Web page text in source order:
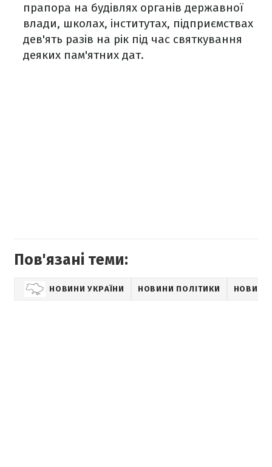
прапора на будівлях органів державної
влади, школах, інститутах, підприємствах
дев'ять разів на рік під час святкування
деяких пам'ятних дат.
Пов'язані теми:
НОВИНИ УКРАЇНИ НОВИНИ ПОЛІТИКИ НОВИНИ